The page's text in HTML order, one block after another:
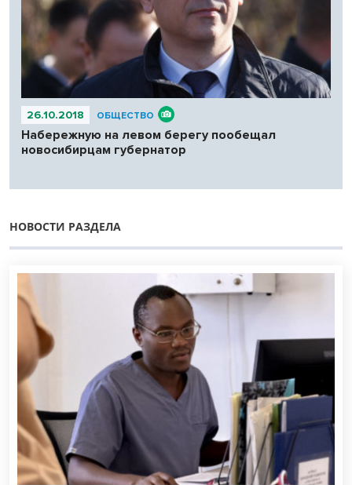
26.10.2018 ОБЩЕСТВО
Набережную на левом берегу пообещал
новосибирцам губернатор
НОВОСТИ РАЗДЕЛА